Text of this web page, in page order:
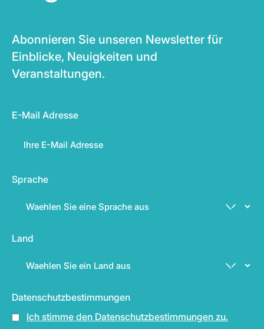
Abonnieren Sie unseren Newsletter für
Einblicke, Neuigkeiten und
Veranstaltungen.
E-Mail Adresse
Sprache
Land
Datenschutzbestimmungen
Ich stimme den Datenschutzbestimmungen zu.